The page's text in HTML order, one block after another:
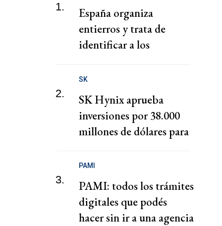
1.
España organiza
entierros y trata de
identificar a los
migrantes en Ceuta
2.
SK
SK Hynix aprueba
inversiones por 38.000
millones de dólares para
Corea del Sur
3.
PAMI
PAMI: todos los trámites
digitales que podés
hacer sin ir a una agencia